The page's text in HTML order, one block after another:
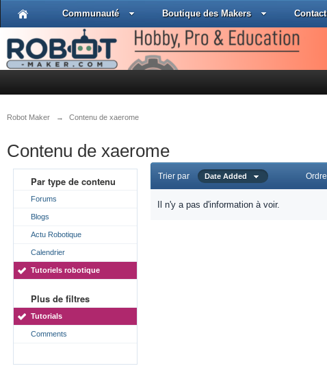
Communauté Boutique des Makers Contact
Robot Maker → Contenu de xaerome
Contenu de xaerome
Par type de contenu
Forums
Blogs
Actu Robotique
Calendrier
Tutoriels robotique
Plus de filtres
Tutorials
Comments
Trier par Date Added Ordre
Il n'y a pas d'information à voir.